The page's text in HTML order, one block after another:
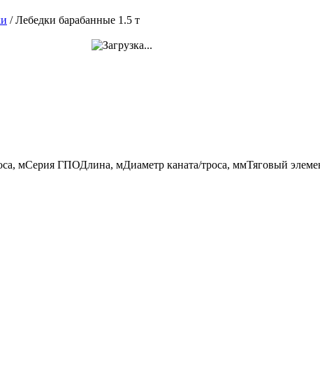
/Лебедки барабанные 1.5 т
мСерия ГПОДлина, мДиаметр каната/троса, ммТяговый